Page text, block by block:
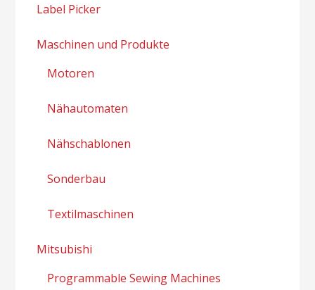
Label Picker
Maschinen und Produkte
Motoren
Nähautomaten
Nähschablonen
Sonderbau
Textilmaschinen
Mitsubishi
Programmable Sewing Machines